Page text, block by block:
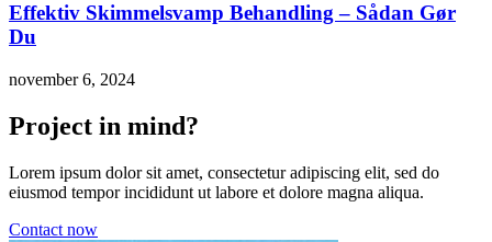
Effektiv Skimmelsvamp Behandling – Sådan Gør
Du
november 6, 2024
Project in mind?
Lorem ipsum dolor sit amet, consectetur adipiscing elit, sed do
eiusmod tempor incididunt ut labore et dolore magna aliqua.
Contact now